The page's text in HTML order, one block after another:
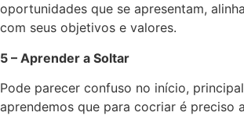
oportunidades que se apresentam,
com seus objetivos e valores.
5 – Aprender a Soltar
Pode parecer confuso no início,
aprendemos que para cocriar é preciso